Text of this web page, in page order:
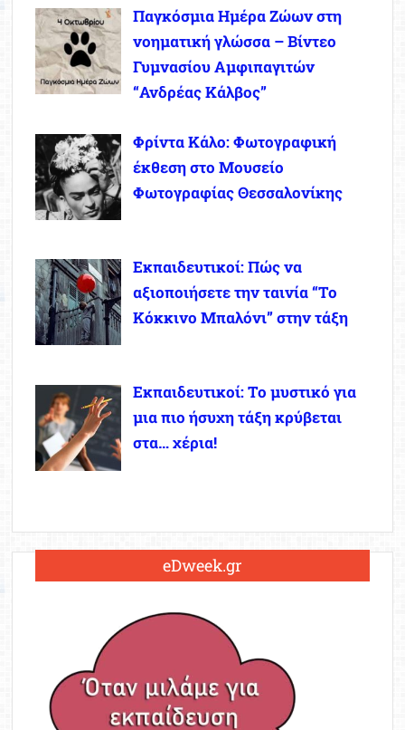
Παγκόσμια Ημέρα Ζώων στη
νοηματική γλώσσα – Βίντεο
Γυμνασίου Αμφιπαγιτών
“Ανδρέας Κάλβος”
Φρίντα Κάλο: Φωτογραφική
έκθεση στο Μουσείο
Φωτογραφίας Θεσσαλονίκης
Εκπαιδευτικοί: Πώς να
αξιοποιήσετε την ταινία “Το
Κόκκινο Μπαλόνι” στην τάξη
Εκπαιδευτικοί: Το μυστικό για
μια πιο ήσυχη τάξη κρύβεται
στα… χέρια!
eDweek.gr